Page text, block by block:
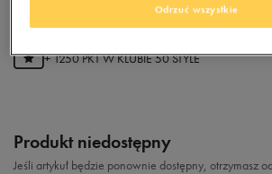
249,99złz Vat
+ 1250 PKT WKLUBIE 50 STYLE
Produkt niedostępny
Jeśli artykuł będzie ponownie dostępny, otrzymasz
Odrzuć wszystkie